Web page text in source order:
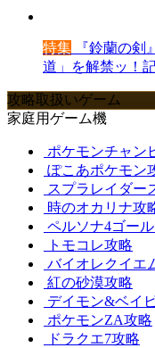
特集 『鈴蘭の剣
道」を解禁ッ！
攻略取扱いゲーム
家庭用ゲーム機
ポケモンチャン
ぽこあポケモン
スプラレイダー
時のオカリナ攻
ペルソナ4ゴー
トモコレ攻略
バイオレクイエ
紅の砂漠攻略
デイモン&ベイ
ポケモンZA攻略
ドラクエ7攻略